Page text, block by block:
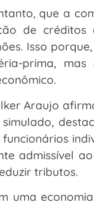
que a
de créditos
Isso
prima, mas
Araujo
funcionários
admissível
tributos.
uma